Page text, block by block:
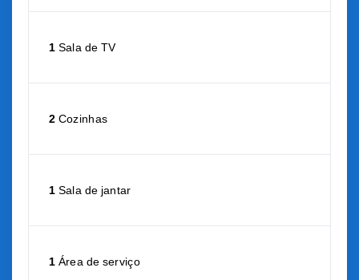
1 Sala de TV
2 Cozinhas
1 Sala de jantar
1 Área de serviço